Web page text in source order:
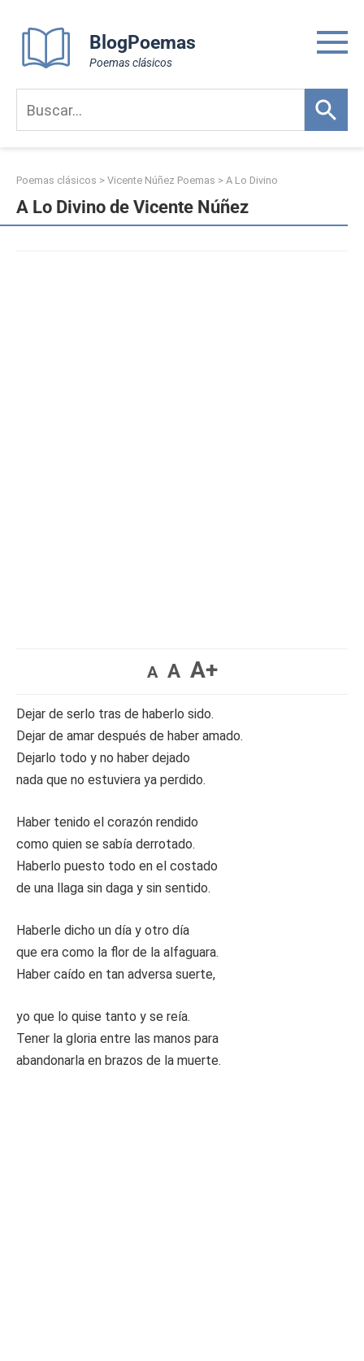
content
BlogPoemas
Poemas clásicos
Poemas clásicos > Vicente Núñez Poemas > A Lo Divino
A Lo Divino de Vicente Núñez
A A A+
Dejar de serlo tras de haberlo sido.
Dejar de amar después de haber amado.
Dejarlo todo y no haber dejado
nada que no estuviera ya perdido.
Haber tenido el corazón rendido
como quien se sabía derrotado.
Haberlo puesto todo en el costado
de una llaga sin daga y sin sentido.
Haberle dicho un día y otro día
que era como la flor de la alfaguara.
Haber caído en tan adversa suerte,
yo que lo quise tanto y se reía.
Tener la gloria entre las manos para
abandonarla en brazos de la muerte.